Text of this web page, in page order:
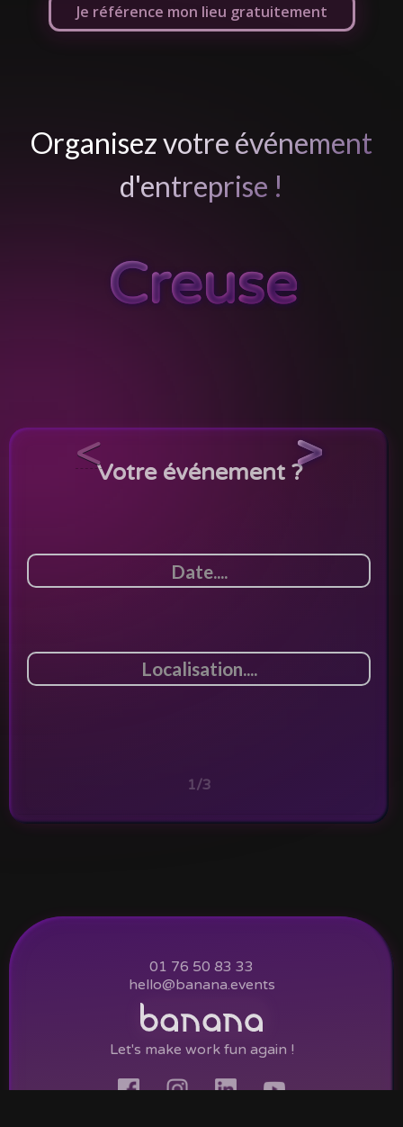
Je référence mon lieu gratuitement
Organisez votre événement
d'entreprise !
Creuse
Votre événement ?
1/3
< >
01 76 50 83 33
hello@banana.events
Let's make work fun again !